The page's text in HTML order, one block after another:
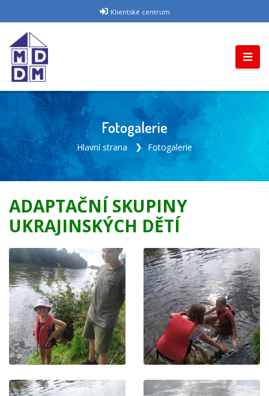
Klientské centrum
Fotogalerie
Hlavní strana Fotogalerie
ADAPTAČNÍ SKUPINY
UKRAJINSKÝCH DĚTÍ